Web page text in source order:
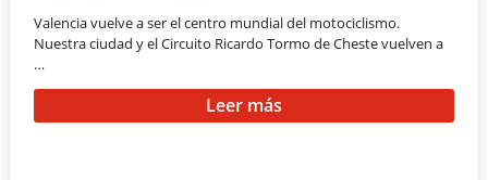
Valencia vuelve a ser el centro mundial del motociclismo.
Nuestra ciudad y el Circuito Ricardo Tormo de Cheste vuelven a
…
Leer más